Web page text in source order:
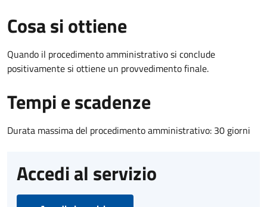
Cosa si ottiene
Quando il procedimento amministrativo si conclude
positivamente si ottiene un provvedimento finale.
Tempi e scadenze
Durata massima del procedimento amministrativo: 30 giorni
Accedi al servizio